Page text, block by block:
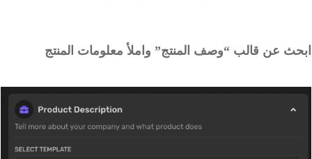
عن قالب “وصف المنتج” واملأ معلومات المنتج